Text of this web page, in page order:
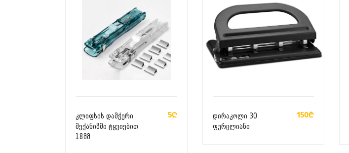
კლიფსის დამჭერი
მექანიზმი ტყვიებით
18მმ
5₾
დირაკოლი 30
ფურცლიანი
150₾